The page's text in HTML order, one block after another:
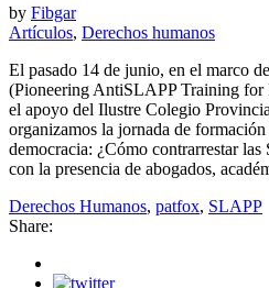
by Fibgar
Artículos, Derechos humanos
El pasado 14 de junio, en el marco
(Pioneering AntiSLAPP Training for
el apoyo del Ilustre Colegio
organizamos la jornada de formación
democracia: ¿Cómo contrarrestar
con la presencia de abogados,
Derechos Humanos, patfox, SLAPP
Share: